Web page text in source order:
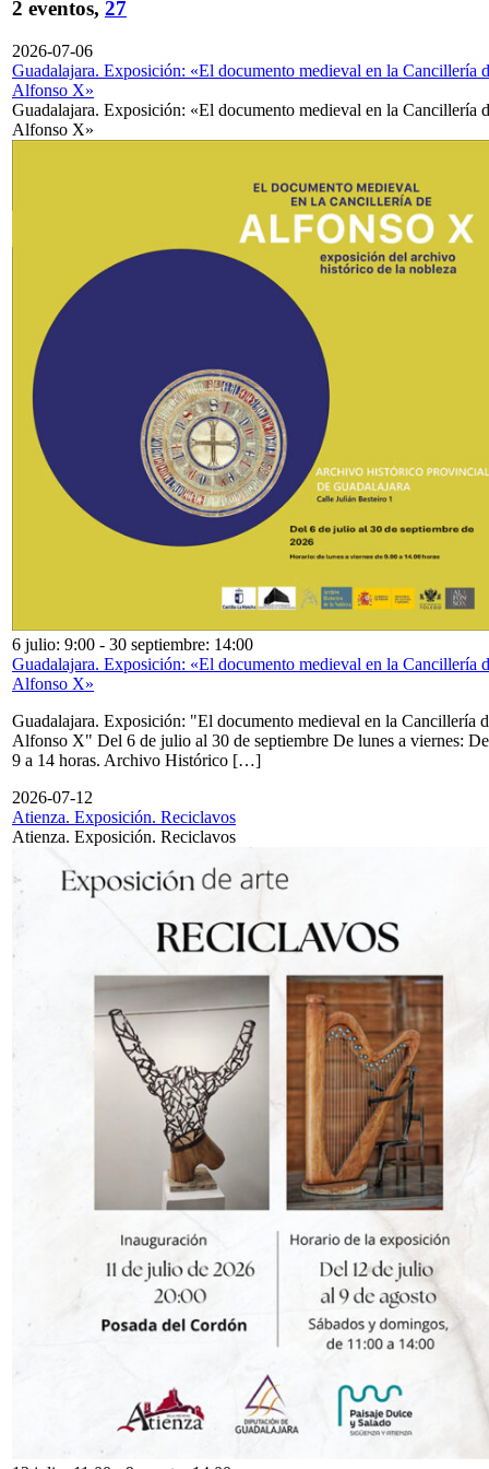
2 eventos, 27
2026-07-06
Guadalajara. Exposición: «El documento medieval en la Cancillería
Alfonso X»
Guadalajara. Exposición: «El documento medieval en la Cancillería
Alfonso X»
6 julio: 9:00 - 30 septiembre: 14:00
Guadalajara. Exposición: «El documento medieval en la Cancillería
Alfonso X»
Guadalajara. Exposición: "El documento medieval en la Cancillería
Alfonso X" Del 6 de julio al 30 de septiembre De lunes a viernes: De
9 a 14 horas. Archivo Histórico […]
2026-07-12
Atienza. Exposición. Reciclavos
Atienza. Exposición. Reciclavos